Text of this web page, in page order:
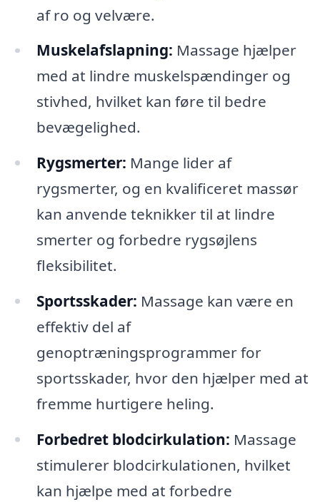
af ro og velvære.
Muskelafslapning: Massage hjælper
med at lindre muskelspændinger og
stivhed, hvilket kan føre til bedre
bevægelighed.
Rygsmerter: Mange lider af
rygsmerter, og en kvalificeret massør
kan anvende teknikker til at lindre
smerter og forbedre rygsøjlens
fleksibilitet.
Sportsskader: Massage kan være en
effektiv del af
genoptræningsprogrammer for
sportsskader, hvor den hjælper med at
fremme hurtigere heling.
Forbedret blodcirkulation: Massage
stimulerer blodcirkulationen, hvilket
kan hjælpe med at forbedre